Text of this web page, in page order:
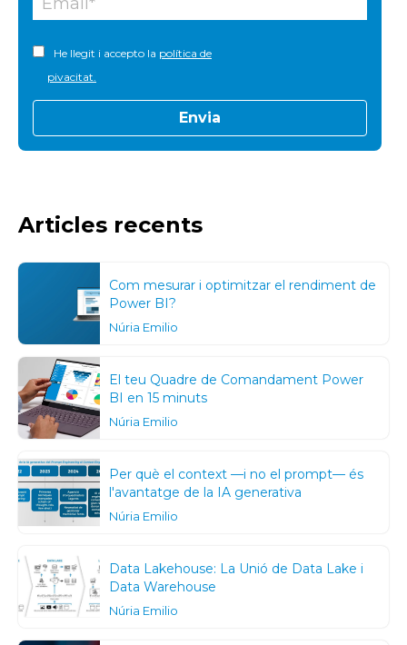
He llegit i accepto la política de
pivacitat.
Articles recents
Com mesurar i optimitzar el rendiment de
Power BI?
Núria Emilio
El teu Quadre de Comandament Power
BI en 15 minuts
Núria Emilio
Per què el context —i no el prompt— és
l'avantatge de la IA generativa
Núria Emilio
Data Lakehouse: La Unió de Data Lake i
Data Warehouse
Núria Emilio